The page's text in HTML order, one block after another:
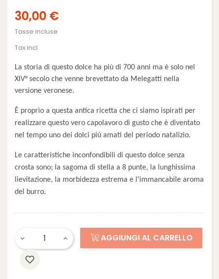
30,00 €
Tasse incluse
Tax incl.
La storia di questo dolce ha più di 700 anni ma è solo nel
XIV° secolo che venne brevettato da Melegatti nella
versione veronese.
È proprio a questa antica ricetta che ci siamo ispirati per
realizzare questo vero capolavoro di gusto che è diventato
nel tempo uno dei dolci più amati del periodo natalizio.
Le caratteristiche inconfondibili di questo dolce senza
crosta sono; la sagoma di stella a 8 punte, la lunghissima
lievitazione, la morbidezza estrema e l’immancabile aroma
del burro.
AGGIUNGI AL CARRELLO